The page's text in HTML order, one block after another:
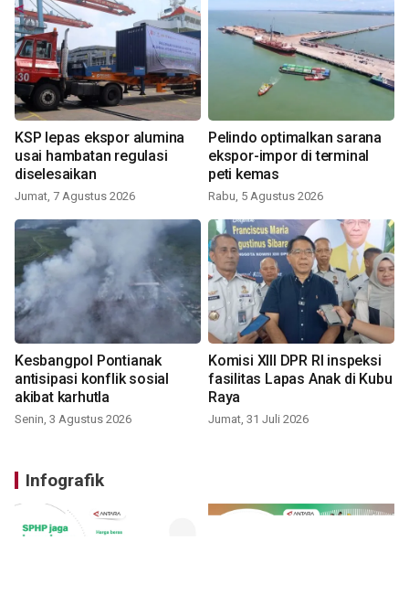
KSP lepas ekspor alumina
usai hambatan regulasi
diselesaikan
Jumat, 7 Agustus 2026
Pelindo optimalkan sarana
ekspor-impor di terminal
peti kemas
Rabu, 5 Agustus 2026
Kesbangpol Pontianak
antisipasi konflik sosial
akibat karhutla
Senin, 3 Agustus 2026
Komisi XIII DPR RI inspeksi
fasilitas Lapas Anak di Kubu
Raya
Jumat, 31 Juli 2026
Infografik